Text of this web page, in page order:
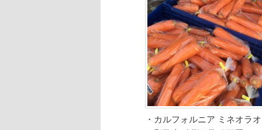
・カルフォルニア ミネオラ